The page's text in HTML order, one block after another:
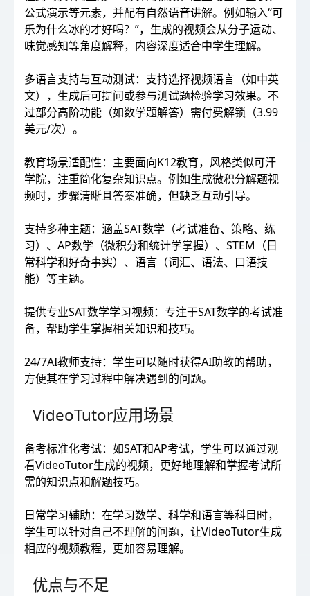
公式演示等元素，并配有自然语音讲解。例如输入“可
乐为什么冰的才好喝？”，生成的视频会从分子运动、
味觉感知等角度解释，内容深度适合中学生理解。
多语言支持与互动测试：支持选择视频语言（如中英
文），生成后可提问或参与测试题检验学习效果。不
过部分高阶功能（如数学题解答）需付费解锁（3.99
美元/次）。
教育场景适配性：主要面向K12教育，风格类似可汗
学院，注重简化复杂知识点。例如生成微积分解题视
频时，步骤清晰且答案准确，但缺乏互动引导。
支持多种主题：涵盖SAT数学（考试准备、策略、练
习）、AP数学（微积分和统计学掌握）、STEM（日
常科学和好奇事实）、语言（词汇、语法、口语技
能）等主题。
提供专业SAT数学学习视频：专注于SAT数学的考试准
备，帮助学生掌握相关知识和技巧。
24/7AI教师支持：学生可以随时获得AI助教的帮助，
方便其在学习过程中解决遇到的问题。
VideoTutor应用场景
备考标准化考试：如SAT和AP考试，学生可以通过观
看VideoTutor生成的视频，更好地理解和掌握考试所
需的知识点和解题技巧。
日常学习辅助：在学习数学、科学和语言等科目时，
学生可以针对自己不理解的问题，让VideoTutor生成
相应的视频教程，更加容易理解。
优点与不足